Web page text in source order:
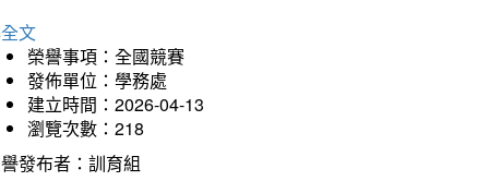
文
榮譽事項：全國競賽
發佈單位：學務處
建立時間：2026-04-13
瀏覽次數：218
發布者：訓育組